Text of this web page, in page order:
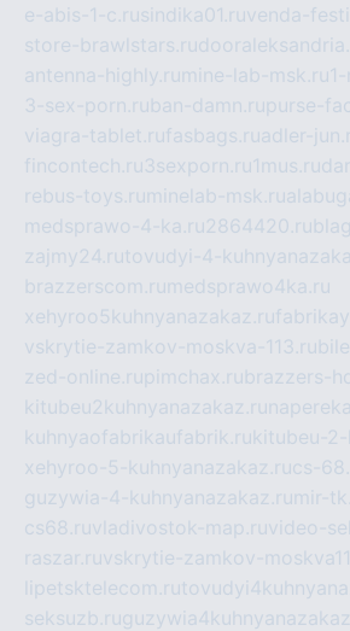
e-abis-1-c.rusindika01.ruvenda-
store-brawlstars.ru
antenna-highly.ru mine-lab-msk.ru
3-sex-porn.ruban-damn.rupurse-
viagra-tablet.rufasbags.ruadler-
fincontech.ru3sexporn.ru1mus.ru
rebus-toys.ru minelab-msk.ru
medsprawo-4-ka.ru2864420.ru
zajmy24.rutovudyi-4-
brazzerscom.ru medsprawo4ka.ru
xehyroo5kuhnyanazakaz.ru
vskrytie-zamkov-moskva-113.ru
zed-online.rupimchax.rubrazzers-
kitubeu2kuhnyanazakaz.ru
kuhnyaofabrikaufabrik.rukitubeu-
xehyroo-5-kuhnyanazakaz.rucs-
guzywia-4-kuhnyanazakaz.ru mir-
cs68.ruvladivostok-map.ruvideo-
raszar.ruvskrytie-zamkov-
lipetsktelecom.ru
seksuzb.ru